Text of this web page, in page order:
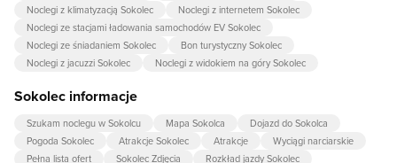
Noclegi z klimatyzacją Sokolec
Noclegi z internetem Sokolec
Noclegi ze stacjami ładowania samochodów EV Sokolec
Noclegi ze śniadaniem Sokolec
Bon turystyczny Sokolec
Noclegi z jacuzzi Sokolec
Noclegi z widokiem na góry Sokolec
Sokolec informacje
Szukam noclegu w Sokolcu Mapa Sokolca
Dojazd do Sokolca
Pogoda Sokolec
Atrakcje Sokolec Atrakcje
Wyciągi narciarskie
Pełna lista ofert
Sokolec Zdjęcia
Rozkład jazdy Sokolec